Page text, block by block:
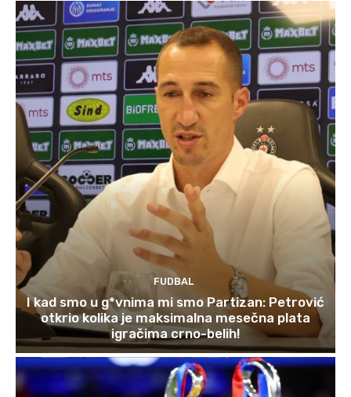
FUDBAL
I kad smo u g*vnima mi smo Partizan: Petrović
otkrio kolika je maksimalna mesečna plata
igračima crno-belih!